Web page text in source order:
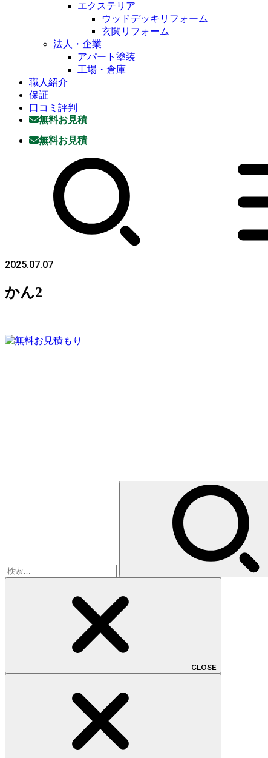
エクステリア
ウッドデッキリフォーム
玄関リフォーム
法人・企業
アパート塗装
工場・倉庫
職人紹介
保証
口コミ評判
無料お見積
無料お見積
2025.07.07
かん2
CLOSE